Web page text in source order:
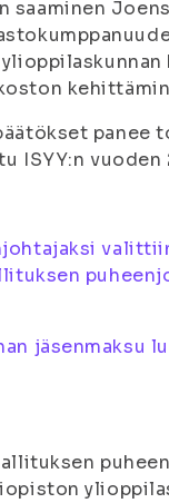
saaminen
panee
ISYY:n
jäsenmaksu